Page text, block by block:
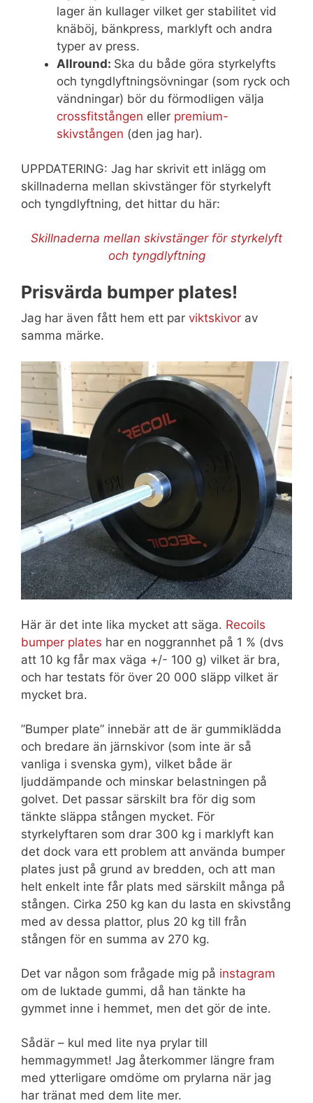
lager än kullager vilket ger stabilitet vid
knäböj, bänkpress, marklyft och andra
typer av press.
Allround: Ska du både göra styrkelyfts
och tyngdlyftningsövningar (som ryck och
vändningar) bör du förmodligen välja
crossfitstången eller premium-
skivstången (den jag har).
UPPDATERING: Jag har skrivit ett inlägg om
skillnaderna mellan skivstänger för styrkelyft
och tyngdlyftning, det hittar du här:
Skillnaderna mellan skivstänger för styrkelyft
och tyngdlyftning
Prisvärda bumper plates!
Jag har även fått hem ett par viktskivor av
samma märke.
Här är det inte lika mycket att säga. Recoils
bumper plates har en noggrannhet på 1 % (dvs
att 10 kg får max väga +/- 100 g) vilket är bra,
och har testats för över 20 000 släpp vilket är
mycket bra.
”Bumper plate” innebär att de är gummiklädda
och bredare än järnskivor (som inte är så
vanliga i svenska gym), vilket både är
ljuddämpande och minskar belastningen på
golvet. Det passar särskilt bra för dig som
tänkte släppa stången mycket. För
styrkelyftaren som drar 300 kg i marklyft kan
det dock vara ett problem att använda bumper
plates just på grund av bredden, och att man
helt enkelt inte får plats med särskilt många på
stången. Cirka 250 kg kan du lasta en skivstång
med av dessa plattor, plus 20 kg till från
stången för en summa av 270 kg.
Det var någon som frågade mig på instagram
om de luktade gummi, då han tänkte ha
gymmet inne i hemmet, men det gör de inte.
Sådär – kul med lite nya prylar till
hemmagymmet! Jag återkommer längre fram
med ytterligare omdöme om prylarna när jag
har tränat med dem lite mer.